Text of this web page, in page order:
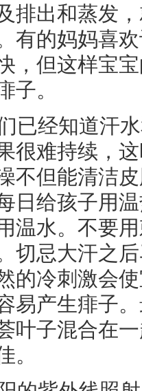
排出和蒸发
有的妈妈喜
，但这样宝
子。
已经知道汗
很难持续，
不但能清洁
日给孩子用
温水。不要
切忌大汗之
的冷刺激会
易产生痱子
叶子混合在
。